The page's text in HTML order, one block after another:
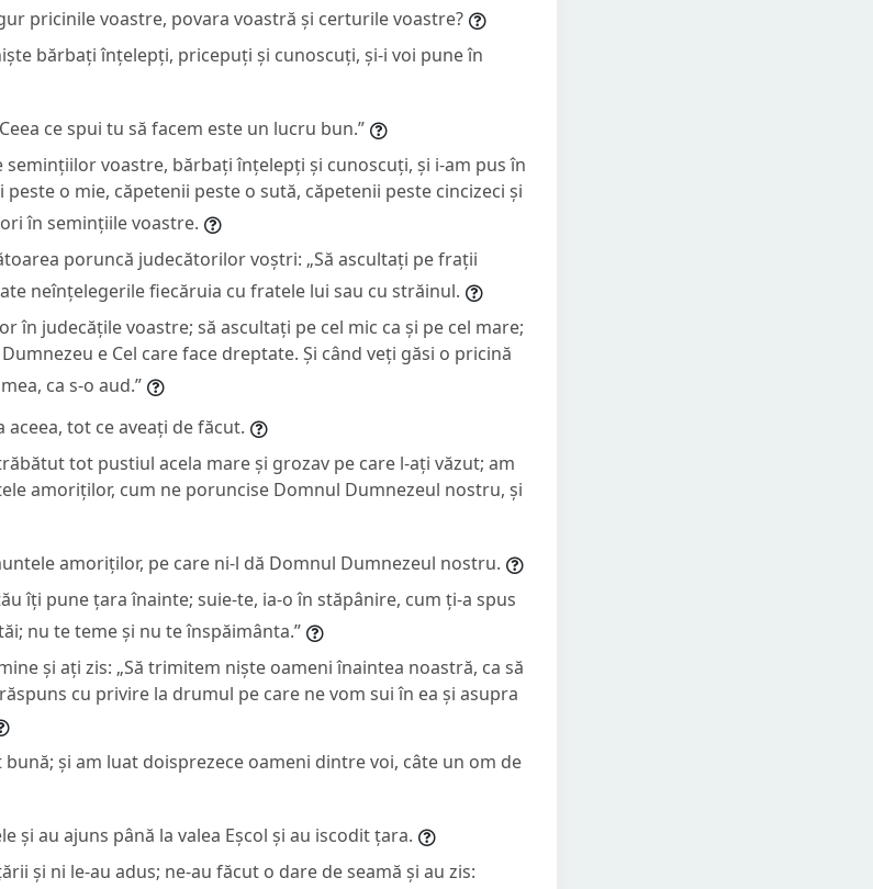
pricinile voastre, povara voastră și certurile voastre?
bărbați înțelepți, pricepuți și cunoscuți, și-i voi pune în
ce spui tu să facem este un lucru bun.”
semințiilor voastre, bărbați înțelepți și cunoscuți, și i-am pus în
o mie, căpetenii peste o sută, căpetenii peste cincizeci și
în semințiile voastre.
poruncă judecătorilor voștri: „Să ascultați pe frații
neînțelegerile fiecăruia cu fratele lui sau cu străinul.
în judecățile voastre; să ascultați pe cel mic ca și pe cel mare;
e Cel care face dreptate. Și când veți găsi o pricină
ca s-o aud.”
tot ce aveați de făcut.
tot pustiul acela mare și grozav pe care l-ați văzut; am
amoriților, cum ne poruncise Domnul Dumnezeul nostru, și
amoriților, pe care ni-l dă Domnul Dumnezeul nostru.
îți pune țara înainte; suie-te, ia-o în stăpânire, cum ți-a spus
nu te teme și nu te înspăimânta.”
și ați zis: „Să trimitem niște oameni înaintea noastră, ca să
cu privire la drumul pe care ne vom sui în ea și asupra
bună; și am luat doisprezece oameni dintre voi, câte un om de
și au ajuns până la valea Eșcol și au iscodit țara.
și ni le-au adus; ne-au făcut o dare de seamă și au zis: